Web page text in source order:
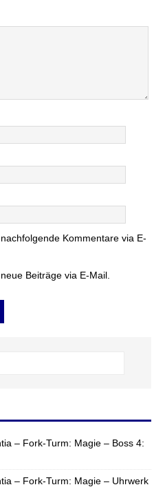
Kommentare via E-
Beiträge via E-Mail.
– Fork-Turm: Magie – Boss 4:
– Fork-Turm: Magie – Uhrwerk